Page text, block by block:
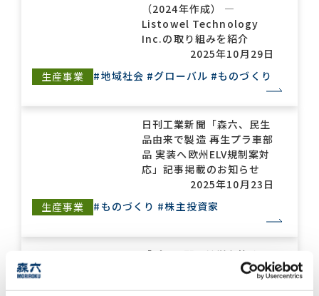
（2024年作成） —
Listowel Technology
Inc.の取り組みを紹介
2025年10月29日
生産事業
#地域社会 #グローバル #ものづくり
日刊工業新聞「森六、民生
品由来で製造 再生プラ車部
品 実装へ欧州ELV規制案対
応」記事掲載のお知らせ
2025年10月23日
生産事業
#ものづくり #株主投資家
「パース郡の繁栄を築く」